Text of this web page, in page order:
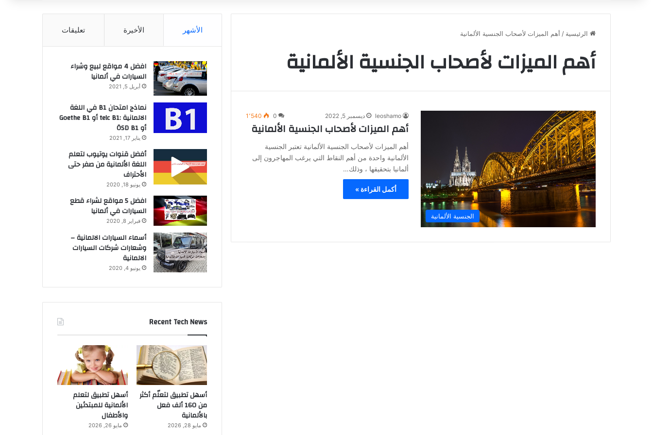
الرئيسية / أهم الميزات لأصحاب الجنسية الألمانية
أهم الميزات لأصحاب الجنسية الألمانية
الجنسية الألمانية
leoshamo ديسمبر 5, 2022 0 1٬540
أهم الميزات لأصحاب الجنسية الألمانية
أهم الميزات لأصحاب الجنسية الألمانية تعتبر الجنسية
الألمانية واحدة من أهم النقاط التي يرغب المهاجرون إلى
ألمانيا بتحقيقها ، وذلك…
أكمل القراءة »
الأشهر الأخيرة تعليقات
افضل 4 مواقع لبيع وشراء
السيارات في ألمانيا
أبريل 5, 2021
نماذج امتحان B1 في اللغة
الالمانية :telc B1 أو Goethe B1
أو ÖSD B1
يناير 17, 2021
أفضل قنوات يوتيوب لتعلم
اللغة الألمانية من صفر حتى
الأحتراف
يونيو 18, 2020
افضل 5 مواقع لشراء قطع
السيارات في ألمانيا
فبراير 8, 2020
أسماء السيارات الالمانية –
وشعارات شركات السيارات
الالمانية
يونيو 4, 2020
Recent Tech News
أسهل تطبيق لتعلّم أكثر
من 160 ألف فعل
بالألمانية
مايو 28, 2026
أسهل تطبيق لتعلم
الألمانية للمبتدئين
والأطفال
مايو 26, 2026